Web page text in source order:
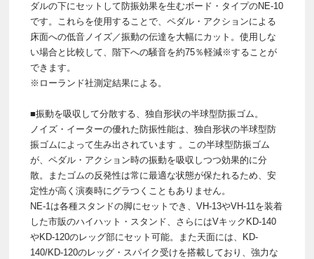
ダルの下にセットして防振効果を生むボード・タイプのNE-10
です。これらを使用することで、ペダル・アクションによる
床面への低音ノイズ／振動の伝達を大幅にカット。使用しな
い場合と比較して、階下への騒音を約75％軽減※することが
できます。
※ローランド社測定結果による。
■振動を吸収して分散する、独自形状の半球型防振ゴム。
ノイズ・イーターの優れた防振性能は、独自形状の半球型防
振ゴムによって生み出されています 。この半球型防振ゴム
が、ペダル・アクション時の振動を吸収しつつ効果的に分
散。またゴムの反発性は常に最適な状態が保たれるため、安
定性が高く演奏時にグラつくこともありません。
NE-1は各種スタンドの脚にセットでき、VH-13やVH-11を装着
した市販のハイハット・スタンド、さらにはVキックKD-140
やKD-120のレッグ部にセット可能。また天面には、KD-
140/KD-120のレッグ・スパイク受けを搭載しており、強力な